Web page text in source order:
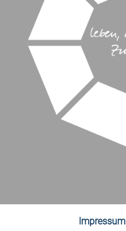
Impressum